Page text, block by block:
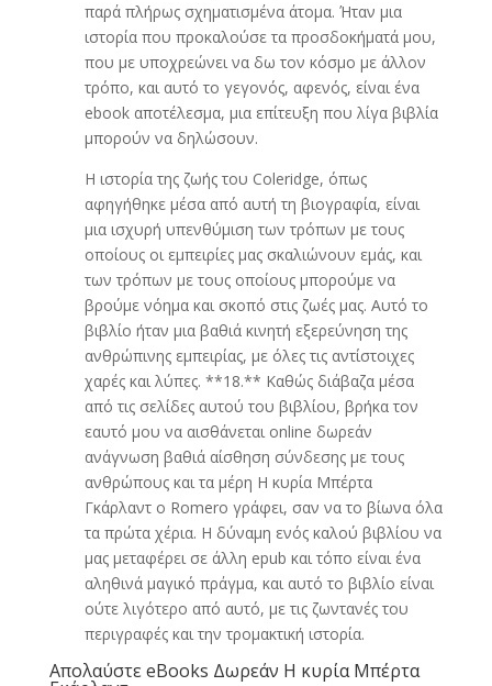
παρά πλήρως σχηματισμένα άτομα. Ήταν μια
ιστορία που προκαλούσε τα προσδοκήματά μου,
που με υποχρεώνει να δω τον κόσμο με άλλον
τρόπο, και αυτό το γεγονός, αφενός, είναι ένα
ebook αποτέλεσμα, μια επίτευξη που λίγα βιβλία
μπορούν να δηλώσουν.
Η ιστορία της ζωής του Coleridge, όπως
αφηγήθηκε μέσα από αυτή τη βιογραφία, είναι
μια ισχυρή υπενθύμιση των τρόπων με τους
οποίους οι εμπειρίες μας σκαλιώνουν εμάς, και
των τρόπων με τους οποίους μπορούμε να
βρούμε νόημα και σκοπό στις ζωές μας. Αυτό το
βιβλίο ήταν μια βαθιά κινητή εξερεύνηση της
ανθρώπινης εμπειρίας, με όλες τις αντίστοιχες
χαρές και λύπες. **18.** Καθώς διάβαζα μέσα
από τις σελίδες αυτού του βιβλίου, βρήκα τον
εαυτό μου να αισθάνεται online δωρεάν
ανάγνωση βαθιά αίσθηση σύνδεσης με τους
ανθρώπους και τα μέρη Η κυρία Μπέρτα
Γκάρλαντ ο Romero γράφει, σαν να το βίωνα όλα
τα πρώτα χέρια. Η δύναμη ενός καλού βιβλίου να
μας μεταφέρει σε άλλη epub και τόπο είναι ένα
αληθινά μαγικό πράγμα, και αυτό το βιβλίο είναι
ούτε λιγότερο από αυτό, με τις ζωντανές του
περιγραφές και την τρομακτική ιστορία.
Απολαύστε eBooks Δωρεάν Η κυρία Μπέρτα